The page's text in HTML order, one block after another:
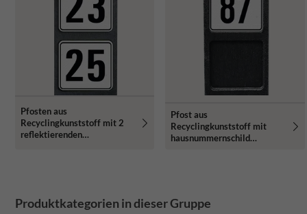
Pfosten aus
Recyclingkunststoff mit 2
reflektierenden
Pfost aus
Recyclingkunststoff mit
hausnummernschild
Produktkategorien in dieser Gruppe